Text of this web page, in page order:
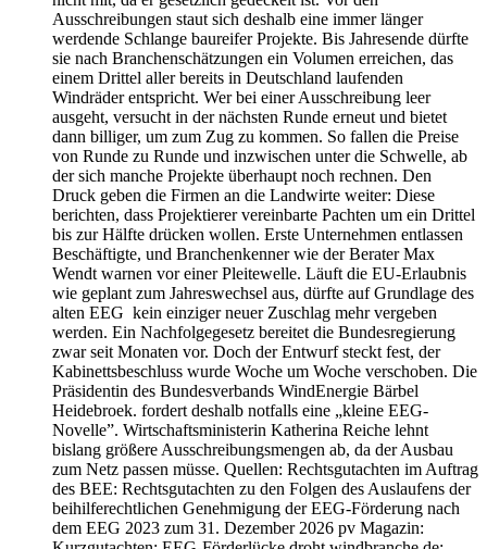
Ausschreibungen staut sich deshalb eine immer länger
werdende Schlange baureifer Projekte. Bis Jahresende dürfte
sie nach Branchenschätzungen ein Volumen erreichen, das
einem Drittel aller bereits in Deutschland laufenden
Windräder entspricht. Wer bei einer Ausschreibung leer
ausgeht, versucht in der nächsten Runde erneut und bietet
dann billiger, um zum Zug zu kommen. So fallen die Preise
von Runde zu Runde und inzwischen unter die Schwelle, ab
der sich manche Projekte überhaupt noch rechnen. Den
Druck geben die Firmen an die Landwirte weiter: Diese
berichten, dass Projektierer vereinbarte Pachten um ein Drittel
bis zur Hälfte drücken wollen. Erste Unternehmen entlassen
Beschäftigte, und Branchenkenner wie der Berater Max
Wendt warnen vor einer Pleitewelle. Läuft die EU-Erlaubnis
wie geplant zum Jahreswechsel aus, dürfte auf Grundlage des
alten EEG kein einziger neuer Zuschlag mehr vergeben
werden. Ein Nachfolgegesetz bereitet die Bundesregierung
zwar seit Monaten vor. Doch der Entwurf steckt fest, der
Kabinettsbeschluss wurde Woche um Woche verschoben. Die
Präsidentin des Bundesverbands WindEnergie Bärbel
Heidebroek. fordert deshalb notfalls eine „kleine EEG-
Novelle”. Wirtschaftsministerin Katherina Reiche lehnt
bislang größere Ausschreibungsmengen ab, da der Ausbau
zum Netz passen müsse. Quellen: Rechtsgutachten im Auftrag
des BEE: Rechtsgutachten zu den Folgen des Auslaufens der
beihilferechtlichen Genehmigung der EEG-Förderung nach
dem EEG 2023 zum 31. Dezember 2026 pv Magazin: